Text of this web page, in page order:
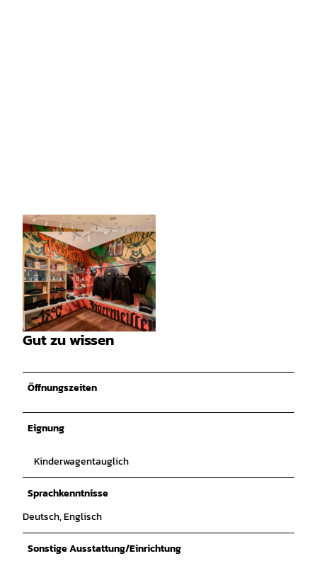
© Anna Meurer |CC-BY-SA
© Anna Meurer |CC-BY-SA
Gut zu wissen
Öffnungszeiten
Eignung
Kinderwagentauglich
Sprachkenntnisse
Deutsch, Englisch
Sonstige Ausstattung/Einrichtung